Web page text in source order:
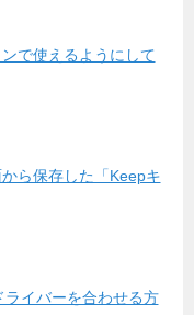
で使えるようにして
ら保存した「Keepキ
イバーを合わせる方